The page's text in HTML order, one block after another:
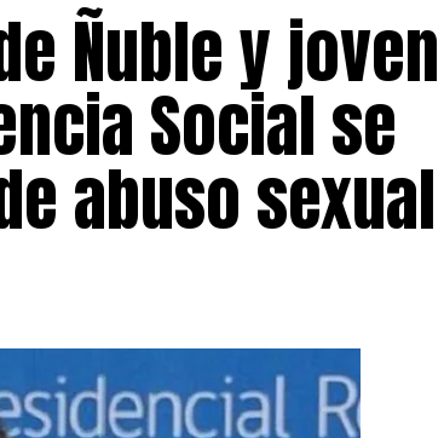
Ñuble y joven
Social se
abuso sexual